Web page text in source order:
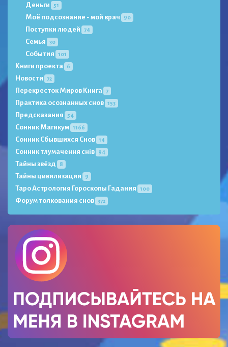
Деньги 51
Моё подсознание - мой врач 90
Поступки людей 74
Семья 30
События 101
Книги проекта 6
Новости 72
Перекресток Миров Книга 7
Практика осознанных снов 153
Предсказания 54
Сонник Магикум 1166
Сонник Сбывшихся Снов 14
Сонник тлумачення снів 94
Тайны звёзд 8
Тайны цивилизации 9
Таро Астрология Гороскопы Гадания 100
Форум толкования снов 372